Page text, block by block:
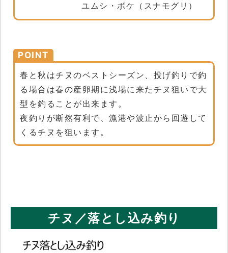
ユムシ・ボケ（スナモグリ）
POINT
春と秋はチヌのベストシーズン、投げ釣りで釣
る場合は春の産卵期に浅場に来たチヌ狙いで大
型を釣ることが出来ます。
夜釣りが断然有利で、漁港や波止から回遊して
くるチヌを狙います。
チヌ／落とし込み釣り